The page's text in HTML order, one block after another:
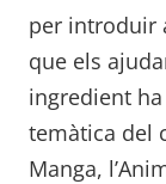
per introduir
que els
ingredient
temàtica del
Manga,